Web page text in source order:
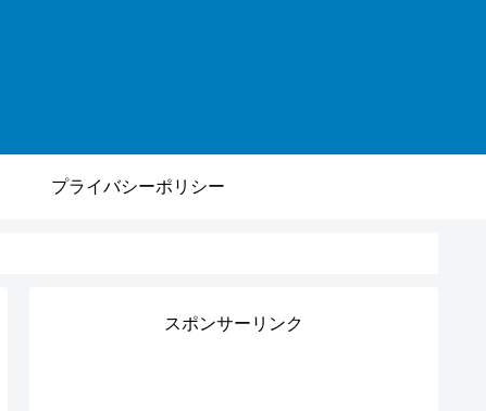
プライバシーポリシー
スポンサーリンク